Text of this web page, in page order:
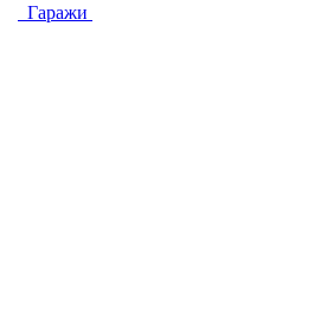
Гаражи